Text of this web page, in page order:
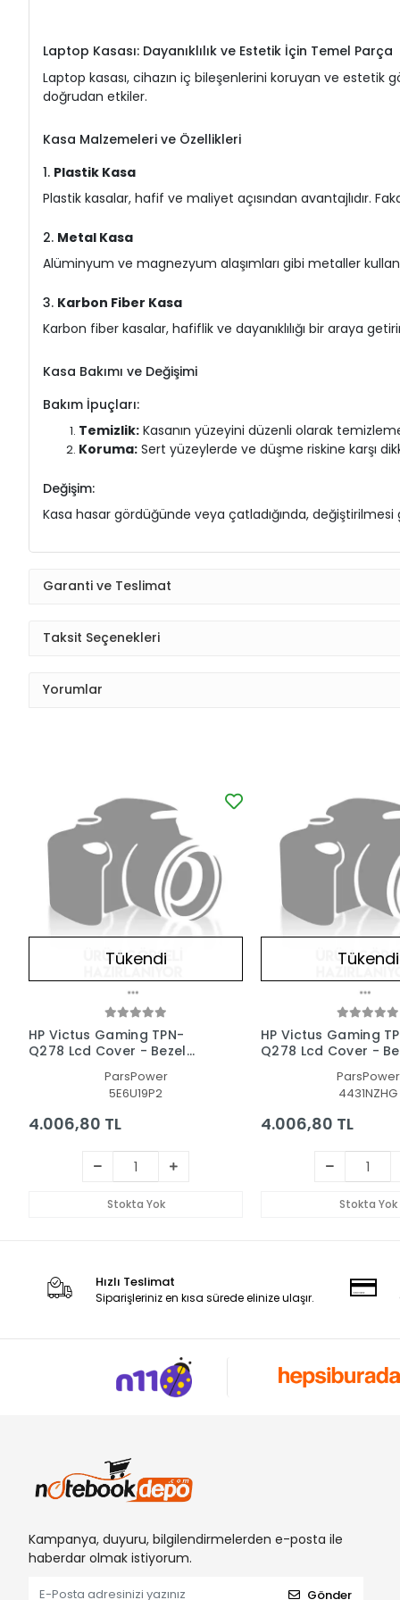
Laptop Kasası: Dayanıklılık ve Estetik İçin Temel Parça
Laptop kasası, cihazın iç bileşenlerini koruyan ve estetik
doğrudan etkiler.
Kasa Malzemeleri ve Özellikleri
1. Plastik Kasa
Plastik kasalar, hafif ve maliyet açısından avantajlıdır.
2. Metal Kasa
Alüminyum ve magnezyum alaşımları gibi metaller
3. Karbon Fiber Kasa
Karbon fiber kasalar, hafiflik ve dayanıklılığı bir araya
Kasa Bakımı ve Değişimi
Bakım İpuçları:
Temizlik: Kasanın yüzeyini düzenli olarak
Koruma: Sert yüzeylerde ve düşme riskine karşı
Değişim:
Kasa hasar gördüğünde veya çatladığında,
Garanti ve Teslimat
Taksit Seçenekleri
Yorumlar
Tükendi
HP Victus Gaming TPN-
Q278 Lcd Cover - Bezel
ParsPower
5E6U19P2
4.006,80 TL
Stokta Yok
Tükendi
HP Victus Gaming
Q278 Lcd Cover -
ParsPower
4431NZHG
4.006,80 TL
Stokta Yok
Hızlı Teslimat
Siparişleriniz en kısa sürede elinize ulaşır.
Kampanya, duyuru, bilgilendirmelerden e-posta ile
haberdar olmak istiyorum.
Gönder